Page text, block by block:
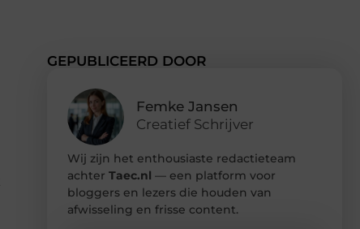
GEPUBLICEERD DOOR
Femke Jansen
Creatief Schrijver
Wij zijn het enthousiaste redactieteam
achter Taec.nl — een platform voor
bloggers en lezers die houden van
afwisseling en frisse content.